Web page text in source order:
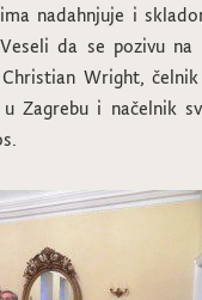
nadahnjuje i
da se pozivu na
Wright,
Zagrebu i načelnik